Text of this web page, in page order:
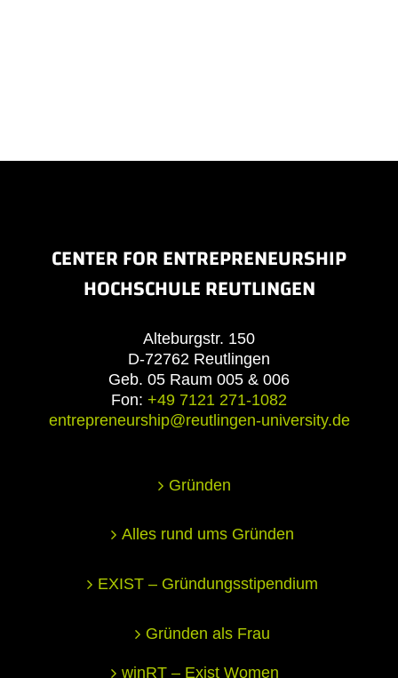
CENTER FOR ENTREPRENEURSHIP
HOCHSCHULE REUTLINGEN
Alteburgstr. 150
D-72762 Reutlingen
Geb. 05 Raum 005 & 006
Fon: +49 7121 271-1082
entrepreneurship@reutlingen-university.de
Gründen
Alles rund ums Gründen
EXIST – Gründungsstipendium
Gründen als Frau
winRT – Exist Women